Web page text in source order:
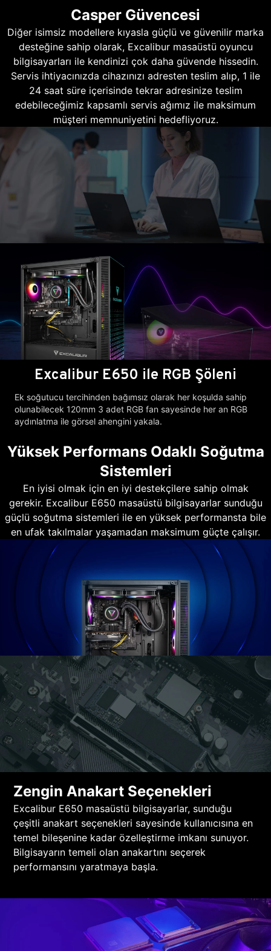
Casper Güvencesi
Diğer isimsiz modellere kıyasla güçlü ve güvenilir marka
desteğine sahip olarak, Excalibur masaüstü oyuncu
bilgisayarları ile kendinizi çok daha güvende hissedin.
Servis ihtiyacınızda cihazınızı adresten teslim alıp, 1 ile
24 saat süre içerisinde tekrar adresinize teslim
edebileceğimiz kapsamlı servis ağımız ile maksimum
müşteri memnuniyetini hedefliyoruz.
Excalibur E650 ile RGB Şöleni
Ek soğutucu tercihinden bağımsız olarak her koşulda sahip
olunabilecek 120mm 3 adet RGB fan sayesinde her an RGB
aydınlatma ile görsel ahengini yakala.
Yüksek Performans Odaklı Soğutma
Sistemleri
En iyisi olmak için en iyi destekçilere sahip olmak
gerekir. Excalibur E650 masaüstü bilgisayarlar sunduğu
güçlü soğutma sistemleri ile en yüksek performansta bile
en ufak takılmalar yaşamadan maksimum güçte çalışır.
Zengin Anakart Seçenekleri
Excalibur E650 masaüstü bilgisayarlar, sunduğu
çeşitli anakart seçenekleri sayesinde kullanıcısına en
temel bileşenine kadar özelleştirme imkanı sunuyor.
Bilgisayarın temeli olan anakartını seçerek
performansını yaratmaya başla.